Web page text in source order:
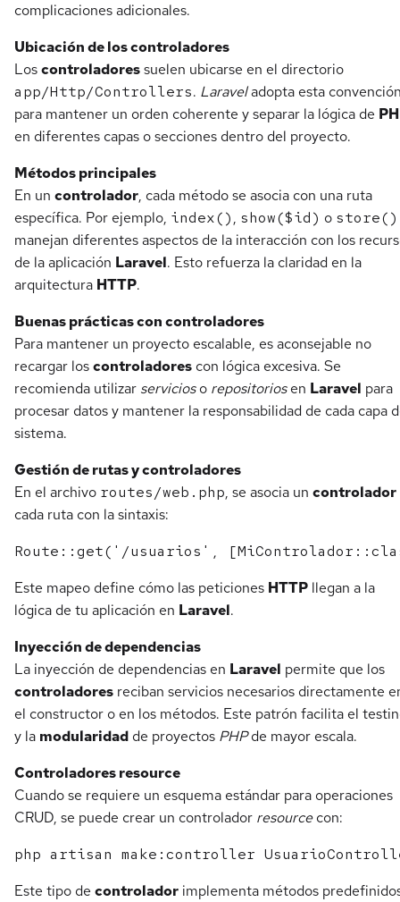
complicaciones adicionales.
Ubicación de los controladores
Loscontroladoressuelen ubicarse en el directorio
app/Http/Controllers. Laraveladopta esta
para mantener un orden coherente y separar la lógica de
en diferentes capas o secciones dentro del proyecto.
Métodos principales
En un controlador, cada método se asocia con una ruta
específica. Por ejemplo, index(), show($id) o store()
manejan diferentes aspectos de la interacción con los
de la aplicación Laravel. Esto refuerza la claridad en la
arquitectura HTTP.
Buenas prácticas con controladores
Para mantener un proyecto escalable, es aconsejable no
recargar loscontroladores con lógica excesiva. Se
recomienda utilizar servicioso repositoriosen Laravel para
procesar datos y mantener la responsabilidad de cada capa
sistema.
Gestión de rutas y controladores
En el archivo routes/web.php, se asocia un controlador
cada ruta con la sintaxis:
Este mapeo define cómo las peticiones HTTP llegan a la
lógica de tu aplicación en Laravel.
Inyección de dependencias
La inyección de dependencias en Laravel permite que los
controladores reciban servicios necesarios directamente
el constructor o en los métodos. Este patrón facilita el
y la modularidad de proyectos PHPde mayor escala.
Controladores resource
Cuando se requiere un esquema estándar para operaciones
CRUD, se puede crear un controlador resourcecon:
Este tipo de controlador implementa métodos